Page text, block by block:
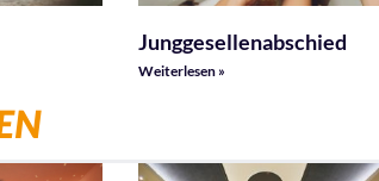
Junggesellenabschied
Weiterlesen »